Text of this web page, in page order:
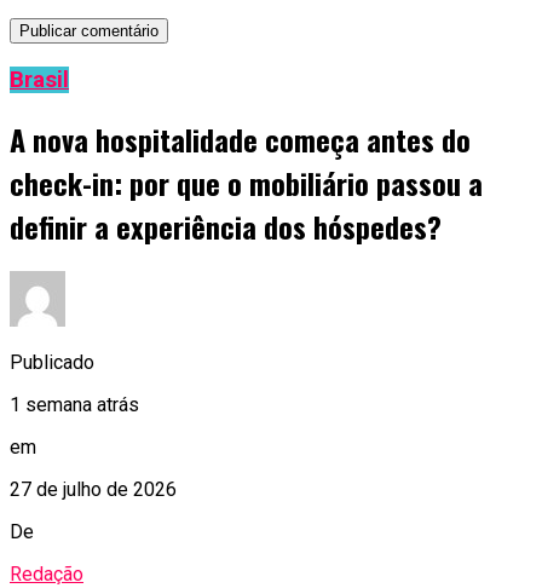
Brasil
A nova hospitalidade começa antes do
check-in: por que o mobiliário passou a
definir a experiência dos hóspedes?
Publicado
1 semana atrás
em
27 de julho de 2026
De
Redação